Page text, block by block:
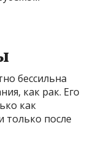
бессильна
как рак. Его
как
только после